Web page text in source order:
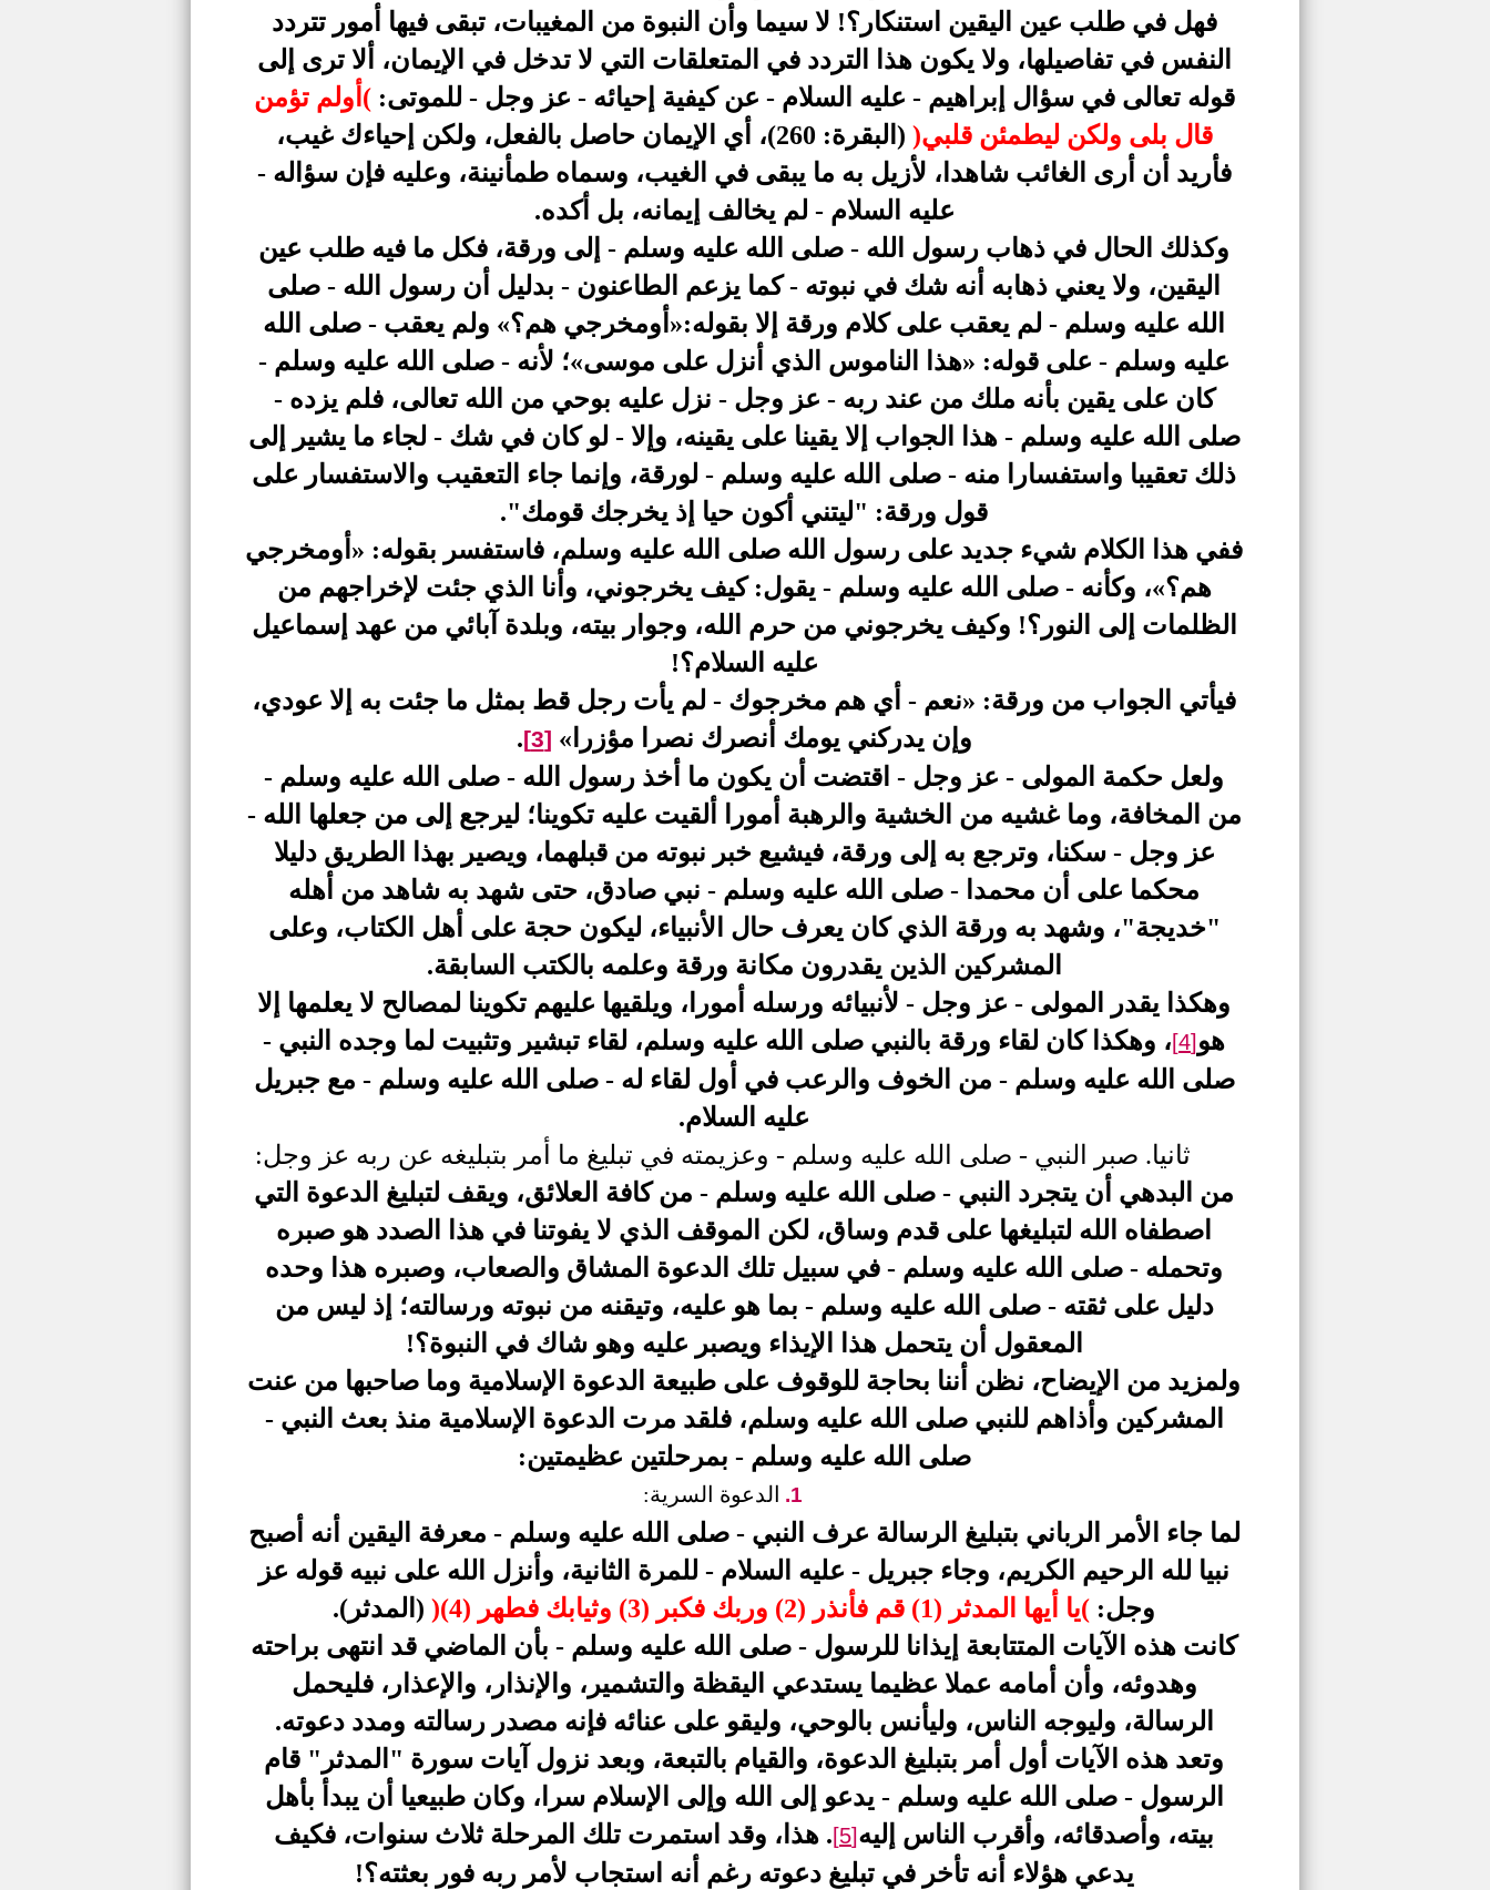
فهل في طلب عين اليقين استنكار؟! لا سيما وأن النبوة من المغيبات، تبقى فيها أمور تتردد
النفس في تفاصيلها، ولا يكون هذا التردد في المتعلقات التي لا تدخل في الإيمان، ألا ترى إلى
قوله تعالى في سؤال إبراهيم - عليه السلام - عن كيفية إحيائه - عز وجل - للموتى:) أولم تؤمن
قال بلى ولكن ليطمئن قلبي(
(البقرة: 260)، أي الإيمان حاصل بالفعل، ولكن إحياءك غيب،
فأريد أن أرى الغائب شاهدا، لأزيل به ما يبقى في الغيب، وسماه طمأنينة، وعليه فإن سؤاله -
عليه السلام - لم يخالف إيمانه، بل أكده.
وكذلك الحال في ذهاب رسول الله - صلى الله عليه وسلم - إلى ورقة، فكل ما فيه طلب عين
اليقين، ولا يعني ذهابه أنه شك في نبوته - كما يزعم الطاعنون - بدليل أن رسول الله - صلى
الله عليه وسلم - لم يعقب على كلام ورقة إلا بقوله:«أومخرجي هم؟» ولم يعقب - صلى الله
عليه وسلم - على قوله: «هذا الناموس الذي أنزل على موسى»؛ لأنه - صلى الله عليه وسلم -
كان على يقين بأنه ملك من عند ربه - عز وجل - نزل عليه بوحي من الله تعالى، فلم يزده -
صلى الله عليه وسلم - هذا الجواب إلا يقينا على يقينه، وإلا - لو كان في شك - لجاء ما يشير إلى
ذلك تعقيبا واستفسارا منه - صلى الله عليه وسلم - لورقة، وإنما جاء التعقيب والاستفسار على
قول ورقة: "ليتني أكون حيا إذ يخرجك قومك".
ففي هذا الكلام شيء جديد على رسول الله صلى الله عليه وسلم، فاستفسر بقوله: «أومخرجي
هم؟»، وكأنه - صلى الله عليه وسلم - يقول: كيف يخرجوني، وأنا الذي جئت لإخراجهم من
الظلمات إلى النور؟! وكيف يخرجوني من حرم الله، وجوار بيته، وبلدة آبائي من عهد إسماعيل
عليه السلام؟!
فيأتي الجواب من ورقة: «نعم - أي هم مخرجوك - لم يأت رجل قط بمثل ما جئت به إلا عودي،
وإن يدركني يومك أنصرك نصرا مؤزرا» [3]
.
ولعل حكمة المولى - عز وجل - اقتضت أن يكون ما أخذ رسول الله - صلى الله عليه وسلم -
من المخافة، وما غشيه من الخشية والرهبة أمورا ألقيت عليه تكوينا؛ ليرجع إلى من جعلها الله -
عز وجل - سكنا، وترجع به إلى ورقة، فيشيع خبر نبوته من قبلهما، ويصير بهذا الطريق دليلا
محكما على أن محمدا - صلى الله عليه وسلم - نبي صادق، حتى شهد به شاهد من أهله
"خديجة"، وشهد به ورقة الذي كان يعرف حال الأنبياء، ليكون حجة على أهل الكتاب، وعلى
المشركين الذين يقدرون مكانة ورقة وعلمه بالكتب السابقة.
وهكذا يقدر المولى - عز وجل - لأنبيائه ورسله أمورا، ويلقيها عليهم تكوينا لمصالح لا يعلمها إلا
هو[4]
، وهكذا كان لقاء ورقة بالنبي صلى الله عليه وسلم، لقاء تبشير وتثبيت لما وجده النبي -
صلى الله عليه وسلم - من الخوف والرعب في أول لقاء له - صلى الله عليه وسلم - مع جبريل
عليه السلام.
ثانيا. صبر النبي - صلى الله عليه وسلم - وعزيمته في تبليغ ما أمر بتبليغه عن ربه عز وجل:
من البدهي أن يتجرد النبي - صلى الله عليه وسلم - من كافة العلائق، ويقف لتبليغ الدعوة التي
اصطفاه الله لتبليغها على قدم وساق، لكن الموقف الذي لا يفوتنا في هذا الصدد هو صبره
وتحمله - صلى الله عليه وسلم - في سبيل تلك الدعوة المشاق والصعاب، وصبره هذا وحده
دليل على ثقته - صلى الله عليه وسلم - بما هو عليه، وتيقنه من نبوته ورسالته؛ إذ ليس من
المعقول أن يتحمل هذا الإيذاء ويصبر عليه وهو شاك في النبوة؟!
ولمزيد من الإيضاح، نظن أننا بحاجة للوقوف على طبيعة الدعوة الإسلامية وما صاحبها من عنت
المشركين وأذاهم للنبي صلى الله عليه وسلم، فلقد مرت الدعوة الإسلامية منذ بعث النبي -
صلى الله عليه وسلم - بمرحلتين عظيمتين:
1. الدعوة السرية:
لما جاء الأمر الرباني بتبليغ الرسالة عرف النبي - صلى الله عليه وسلم - معرفة اليقين أنه أصبح
نبيا لله الرحيم الكريم، وجاء جبريل - عليه السلام - للمرة الثانية، وأنزل الله على نبيه قوله عز
وجل: )يا أيها المدثر (1) قم فأنذر (2) وربك فكبر (3) وثيابك فطهر (4) ( (المدثر).
كانت هذه الآيات المتتابعة إيذانا للرسول - صلى الله عليه وسلم - بأن الماضي قد انتهى براحته
وهدوئه، وأن أمامه عملا عظيما يستدعي اليقظة والتشمير، والإنذار، والإعذار، فليحمل
الرسالة، وليوجه الناس، وليأنس بالوحي، وليقو على عنائه فإنه مصدر رسالته ومدد دعوته.
وتعد هذه الآيات أول أمر بتبليغ الدعوة، والقيام بالتبعة، وبعد نزول آيات سورة "المدثر" قام
الرسول - صلى الله عليه وسلم - يدعو إلى الله وإلى الإسلام سرا، وكان طبيعيا أن يبدأ بأهل
بيته، وأصدقائه، وأقرب الناس إليه[5]
. هذا، وقد استمرت تلك المرحلة ثلاث سنوات، فكيف
يدعي هؤلاء أنه تأخر في تبليغ دعوته رغم أنه استجاب لأمر ربه فور بعثته؟!